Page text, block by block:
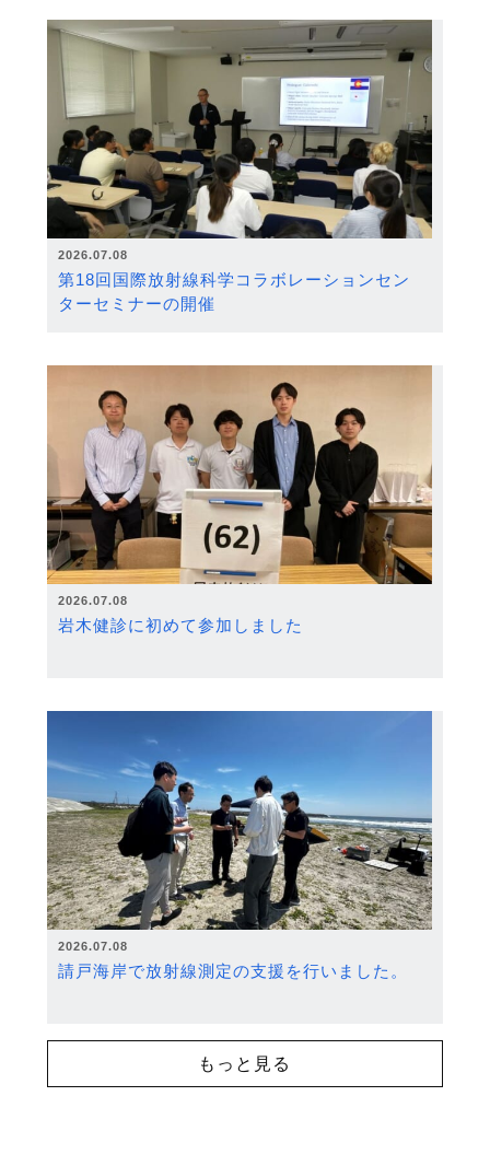
2026.07.08
第18回国際放射線科学コラボレーションセン
ターセミナーの開催
2026.07.08
岩木健診に初めて参加しました
2026.07.08
請戸海岸で放射線測定の支援を行いました。
もっと見る